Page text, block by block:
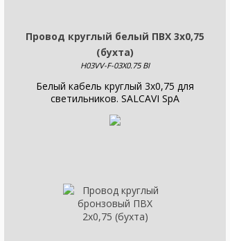
Провод круглый белый ПВХ 3х0,75
(бухта)
H03VV-F-03X0.75 BI
Белый кабель круглый 3x0,75 для
светильников. SALCAVI SpA